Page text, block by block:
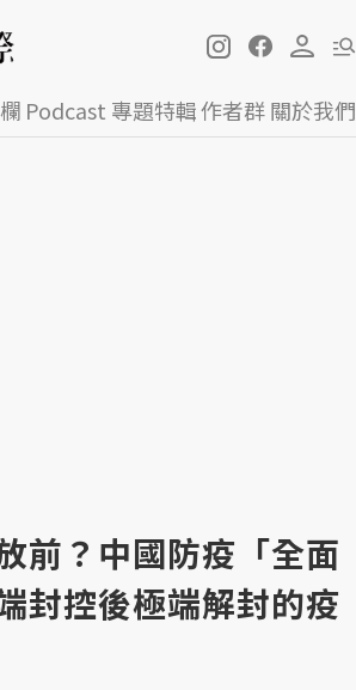
Podcast 專題特輯作者群關於我們
前？中國防疫「全面
封控後極端解封的疫